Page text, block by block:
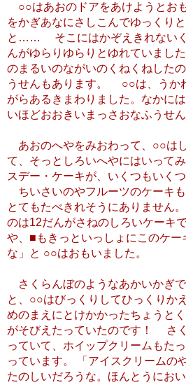
○○はあおのドアをあけようとお
をかぎあなにさしこんでゆっくり
と…… そこにはかぞえきれないく
んがゆらりゆらりとゆれていまし
のまるいのながいのくねくねした
うせんもあります。 ○○は、うか
がらあるきまわりました。なかに
いほどおおきいまっさおなふうせん
あおのへやをみおわって、○○は
て、そっとしろいへやにはいって
スデー・ケーキが、いくつもいく
ちいさいのやフルーツのケーキ
とてもたべきれそうにありません
のは12だんがさねのしろいケー
や、■もきっといっしょにこのケー
な」と ○○はおもいました。
さくらんぼのようなあかいかぎ
と、○○はびっくりしてひっくりか
めのまえにとけかかったちょうと
がそびえたっていたのです！ さ
っていて、ホイップクリームもた
っています。 「アイスクリームの
たのしいだろうな。ほんとうにお